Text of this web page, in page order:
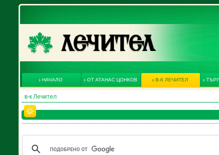
НАЧАЛО ОТ АТАНАС ЦОНКОВ В-К ЛЕЧИТЕЛ
в-к Лечител